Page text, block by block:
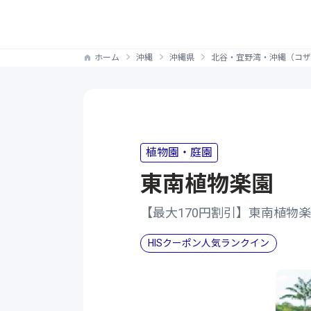
ホーム 沖縄 沖縄県 北谷・宜野湾・沖縄（コ
植物園・庭園
東南植物楽園
【最大170円割引】東南植物
HISクーポン人気ランクイン